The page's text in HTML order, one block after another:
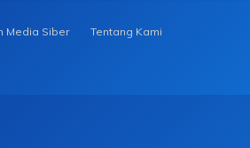
Media Siber
Tentang Kami